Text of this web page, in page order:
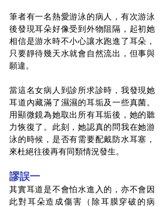
筆者有一名熱愛游泳的病人，有次游泳
後發現耳朵好像受到外物阻隔，起初她
相信是游水時不小心讓水跑進了耳朵，
只要靜待幾天水就會自然流出，但事與
願違。
當這名女病人到診所求診時，我發現她
耳道內藏滿了濕濕的耳垢及一些真菌。
用顯微鏡為她取出所有耳垢後，她的聽
力恢復了。此刻，她認真的問我在她游
泳的時候，是否有需要配戴防水耳塞，
來杜絕往後再有同類情況發生。
謬誤一
其實耳道是不會怕水進入的，亦不會因
此對耳朵造成傷害（除耳膜穿破的病